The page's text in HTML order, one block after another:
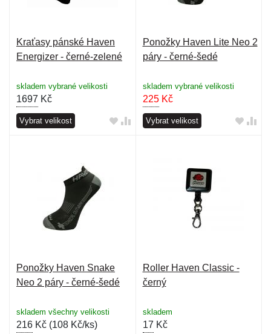
Kraťasy pánské Haven
Energizer - černé-zelené
skladem vybrané velikosti
1697 Kč
Vybrat velikost
Ponožky Haven Lite Neo 2
páry - černé-šedé
skladem vybrané velikosti
225Kč
Vybrat velikost
Ponožky Haven Snake
Neo 2 páry - černé-šedé
skladem všechny velikosti
216 Kč (108 Kč/ks)
Roller Haven Classic -
černý
skladem
17 Kč